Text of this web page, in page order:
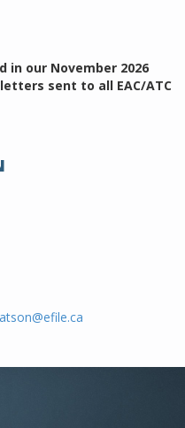
in our November 2026
sent to all EAC/ATC